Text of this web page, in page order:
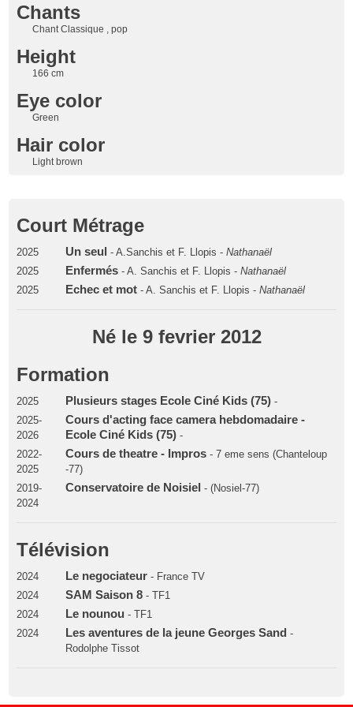
Chants
Chant Classique , pop
Height
166 cm
Eye color
Green
Hair color
Light brown
Court Métrage
2025 Un seul - A.Sanchis et F. Llopis - Nathanaël
2025
Enfermés- A. Sanchis et F. Llopis - Nathanaël
2025
Echec et mot- A. Sanchis et F. Llopis - Nathanaël
Né le 9 fevrier 2012
Formation
2025 Plusieurs stages Ecole Ciné Kids (75)-
2025-
2026
Cours d'acting face camera hebdomadaire -
Ecole Ciné Kids (75)-
2022-
2025
Cours de theatre - Impros - 7 eme sens (Chanteloup
-77)
2019-
2024
Conservatoire de Noisiel - (Nosiel-77)
Télévision
2024 Le negociateur- France TV
2024
SAM Saison 8- TF1
2024
Le nounou - TF1
2024
Les aventures de la jeune Georges Sand -
Rodolphe Tissot